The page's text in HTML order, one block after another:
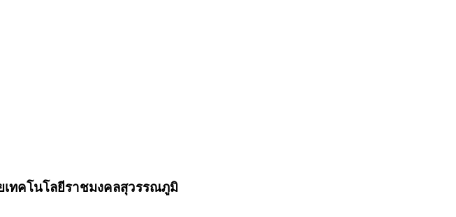
ทคโนโลยีราชมงคลสุวรรณภูมิ